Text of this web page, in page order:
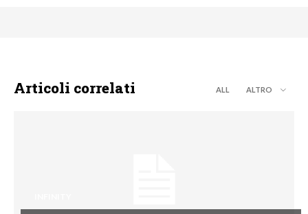
Articoli correlati ALL ALTRO